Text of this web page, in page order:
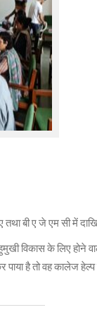
बी ए जे एम सी में
विकास के लिए होने
पाया है तो वह कालेज